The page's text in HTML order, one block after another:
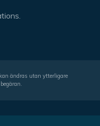
ändras utan ytterligare